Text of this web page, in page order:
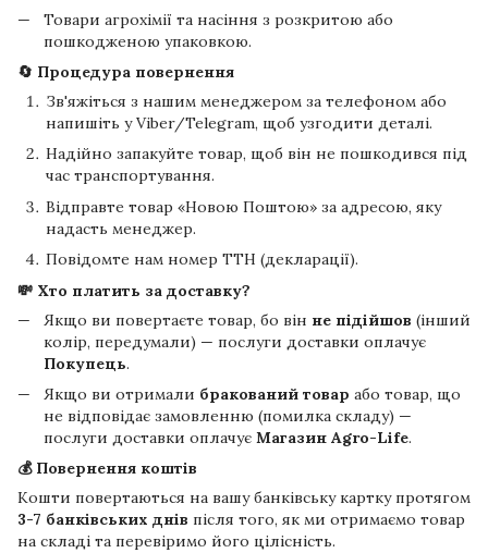
Товари агрохімії та насіння з розкритою або
пошкодженою упаковкою.
🔄 Процедура повернення
Зв'яжіться з нашим менеджером за телефоном або
напишіть у Viber/Telegram, щоб узгодити деталі.
Надійно запакуйте товар, щоб він не пошкодився під
час транспортування.
Відправте товар «Новою Поштою» за адресою, яку
надасть менеджер.
Повідомте нам номер ТТН (декларації).
💸 Хто платить за доставку?
Якщо ви повертаєте товар, бо він не підійшов (інший
колір, передумали) — послуги доставки оплачує
Покупець.
Якщо ви отримали бракований товар або товар, що
не відповідає замовленню (помилка складу) —
послуги доставки оплачує Магазин Agro-Life.
💰 Повернення коштів
Кошти повертаються на вашу банківську картку протягом
3-7 банківських днів після того, як ми отримаємо товар
на складі та перевіримо його цілісність.